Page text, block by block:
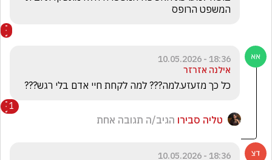
המשפט הרופס
18:36 - 10.05.2026
אילנה אזרזר
כל כך מזעזע.למה??? למה לקחת חיי אדם בלי רגש???
1
טליה סבירו הגיב/ה תגובה אחת
18:36 - 10.05.2026